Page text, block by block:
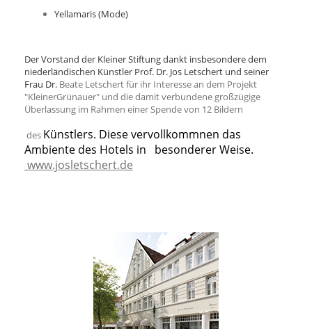
Yellamaris (Mode)
Der Vorstand der Kleiner Stiftung dankt insbesondere dem
niederländischen Künstler Prof. Dr. Jos Letschert und seiner
Frau Dr. Beate Letschert für ihr Interesse an dem Projekt
"KleinerGrünauer" und die damit verbundene großzügige
Überlassung im Rahmen einer Spende von 12 Bildern
des Künstlers. Diese vervollkommnen das
Ambiente des Hotels in besonderer Weise.
www.josletschert.de